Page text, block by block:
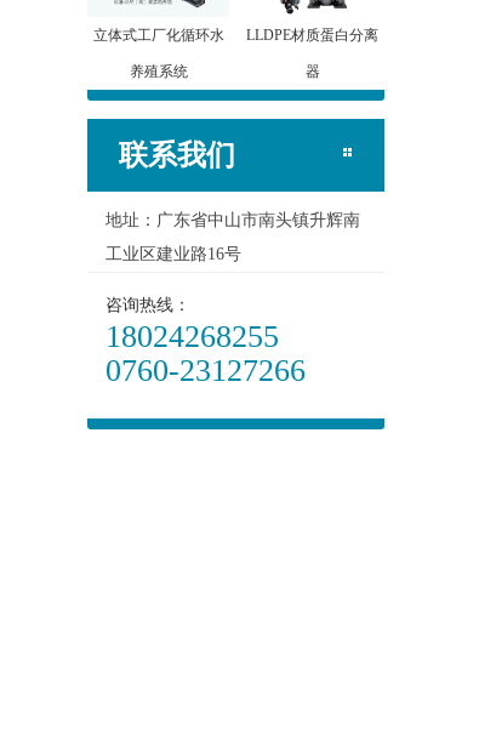
立体式工厂化循环水
养殖系统
LLDPE材质蛋白分离
器
联系我们
地址：广东省中山市南头镇升辉南
工业区建业路16号
咨询热线：
18024268255
0760-23127266